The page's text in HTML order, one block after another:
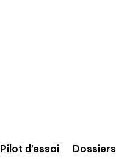
Pilot d’essai Dossiers